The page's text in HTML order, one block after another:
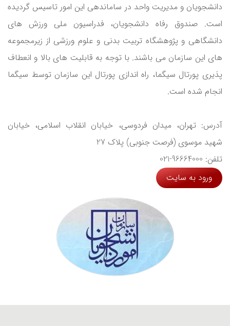
دانشجویان و مدیریت واحد در ساماندهی این امور تاسیس گردیده
است. صندوق رفاه دانشجویان، فدراسیون ملی ورزش های
دانشگاهی و پژوهشگاه تربیت بدنی و علوم ورزشی از زیرمجموعه
های این سازمان می باشند. با توجه به قابلیت های بالا و انعطاف
پذیری پورتال سیگما، راه اندازی پورتال این سازمان توسط سیگما
انجام شده است.
آدرس: تهران، میدان فردوسی، خیابان انقلاب اسلامی، خیابان
شهید موسوی (فرصت جنوبی) پلاک 27
تلفن: 96664000-021
ورود به سایت